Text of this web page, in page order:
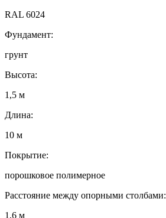
RAL 6024
Фундамент:
грунт
Высота:
1,5 м
Длина:
10 м
Покрытие:
порошковое полимерное
Расстояние между опорными столбами:
1,6 м